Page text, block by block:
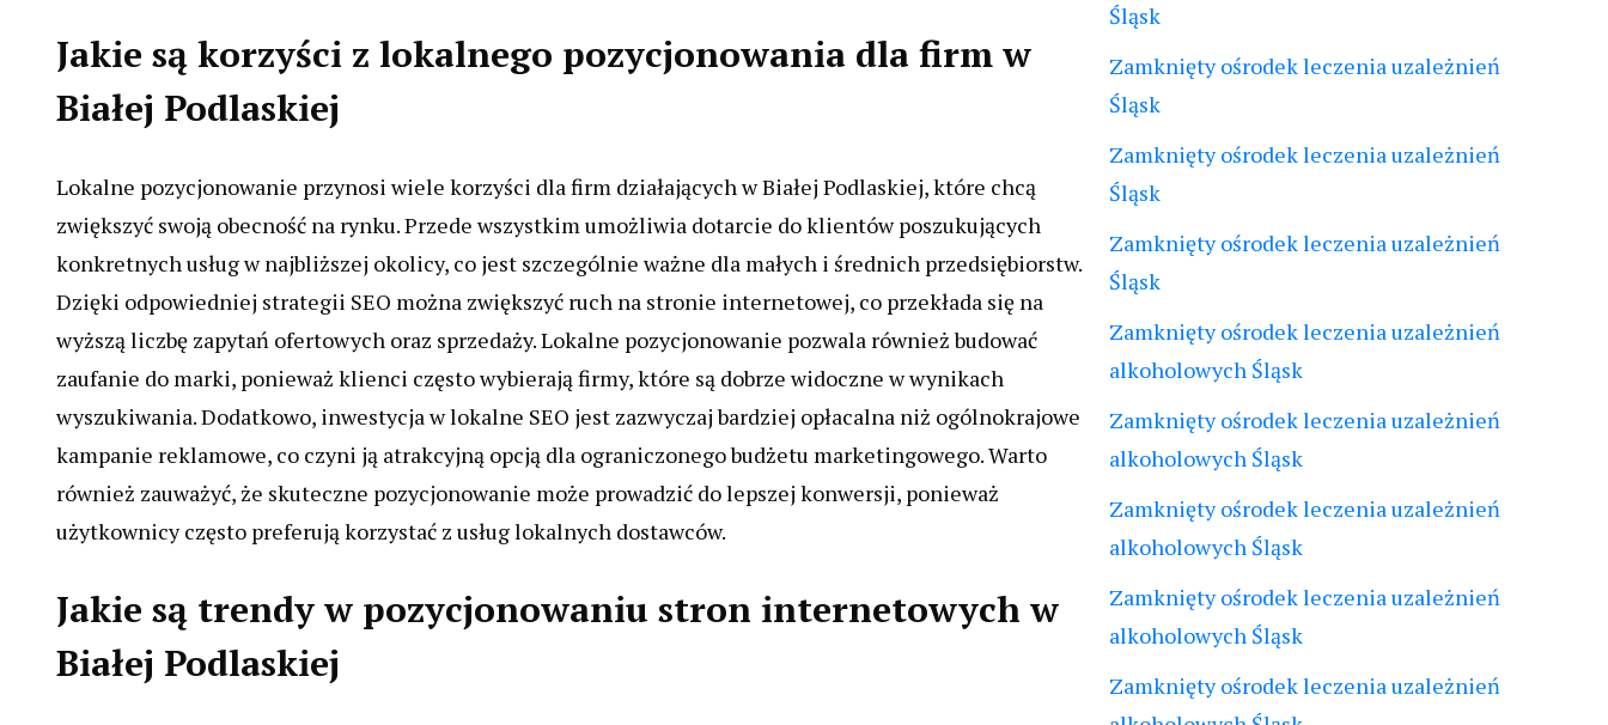
Jakie są korzyści z lokalnego pozycjonowania dla firm w
Białej Podlaskiej
Lokalne pozycjonowanie przynosi wiele korzyści dla firm działających w Białej Podlaskiej, które chcą
zwiększyć swoją obecność na rynku. Przede wszystkim umożliwia dotarcie do klientów poszukujących
konkretnych usług w najbliższej okolicy, co jest szczególnie ważne dla małych i średnich przedsiębiorstw.
Dzięki odpowiedniej strategii SEO można zwiększyć ruch na stronie internetowej, co przekłada się na
wyższą liczbę zapytań ofertowych oraz sprzedaży. Lokalne pozycjonowanie pozwala również budować
zaufanie do marki, ponieważ klienci często wybierają firmy, które są dobrze widoczne w wynikach
wyszukiwania. Dodatkowo, inwestycja w lokalne SEO jest zazwyczaj bardziej opłacalna niż ogólnokrajowe
kampanie reklamowe, co czyni ją atrakcyjną opcją dla ograniczonego budżetu marketingowego. Warto
również zauważyć, że skuteczne pozycjonowanie może prowadzić do lepszej konwersji, ponieważ
użytkownicy często preferują korzystać z usług lokalnych dostawców.
Jakie są trendy w pozycjonowaniu stron internetowych w
Białej Podlaskiej
Śląsk
Zamknięty ośrodek leczenia uzależnień
Śląsk
Zamknięty ośrodek leczenia uzależnień
Śląsk
Zamknięty ośrodek leczenia uzależnień
Śląsk
Zamknięty ośrodek leczenia uzależnień
alkoholowych Śląsk
Zamknięty ośrodek leczenia uzależnień
alkoholowych Śląsk
Zamknięty ośrodek leczenia uzależnień
alkoholowych Śląsk
Zamknięty ośrodek leczenia uzależnień
alkoholowych Śląsk
Zamknięty ośrodek leczenia uzależnień